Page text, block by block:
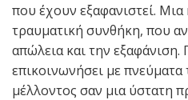
που έχουν εξαφανιστεί.
τραυματική συνθήκη, που
απώλεια και την εξαφάνιση.
επικοινωνήσει με
μέλλοντος σαν μια ύστατη